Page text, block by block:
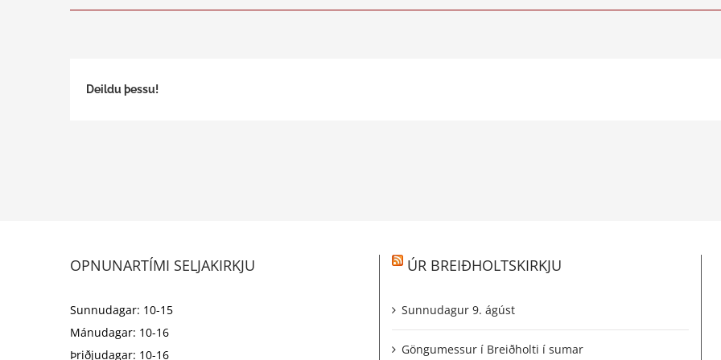
Deildu þessu!
OPNUNARTÍMI SELJAKIRKJU
Sunnudagar: 10-15
Mánudagar: 10-16
Þriðjudagar: 10-16
ÚR BREIÐHOLTSKIRKJU
Sunnudagur 9. ágúst
Göngumessur í Breiðholti í sumar